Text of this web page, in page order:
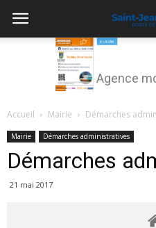
Agence
Accueil Mairie Démarches
Mairie Démarches administratives
Démarches
21 mai 2017